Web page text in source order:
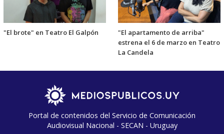
"El brote" en Teatro El Galpón
"El apartamento de arriba"
estrena el 6 de marzo en Teatro
La Candela
Portal de contenidos del Servicio de Comunicación
Audiovisual Nacional - SECAN - Uruguay